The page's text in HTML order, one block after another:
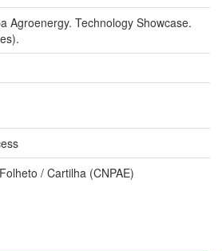
Agroenergy. Technology Showcase.
/ Cartilha (CNPAE)